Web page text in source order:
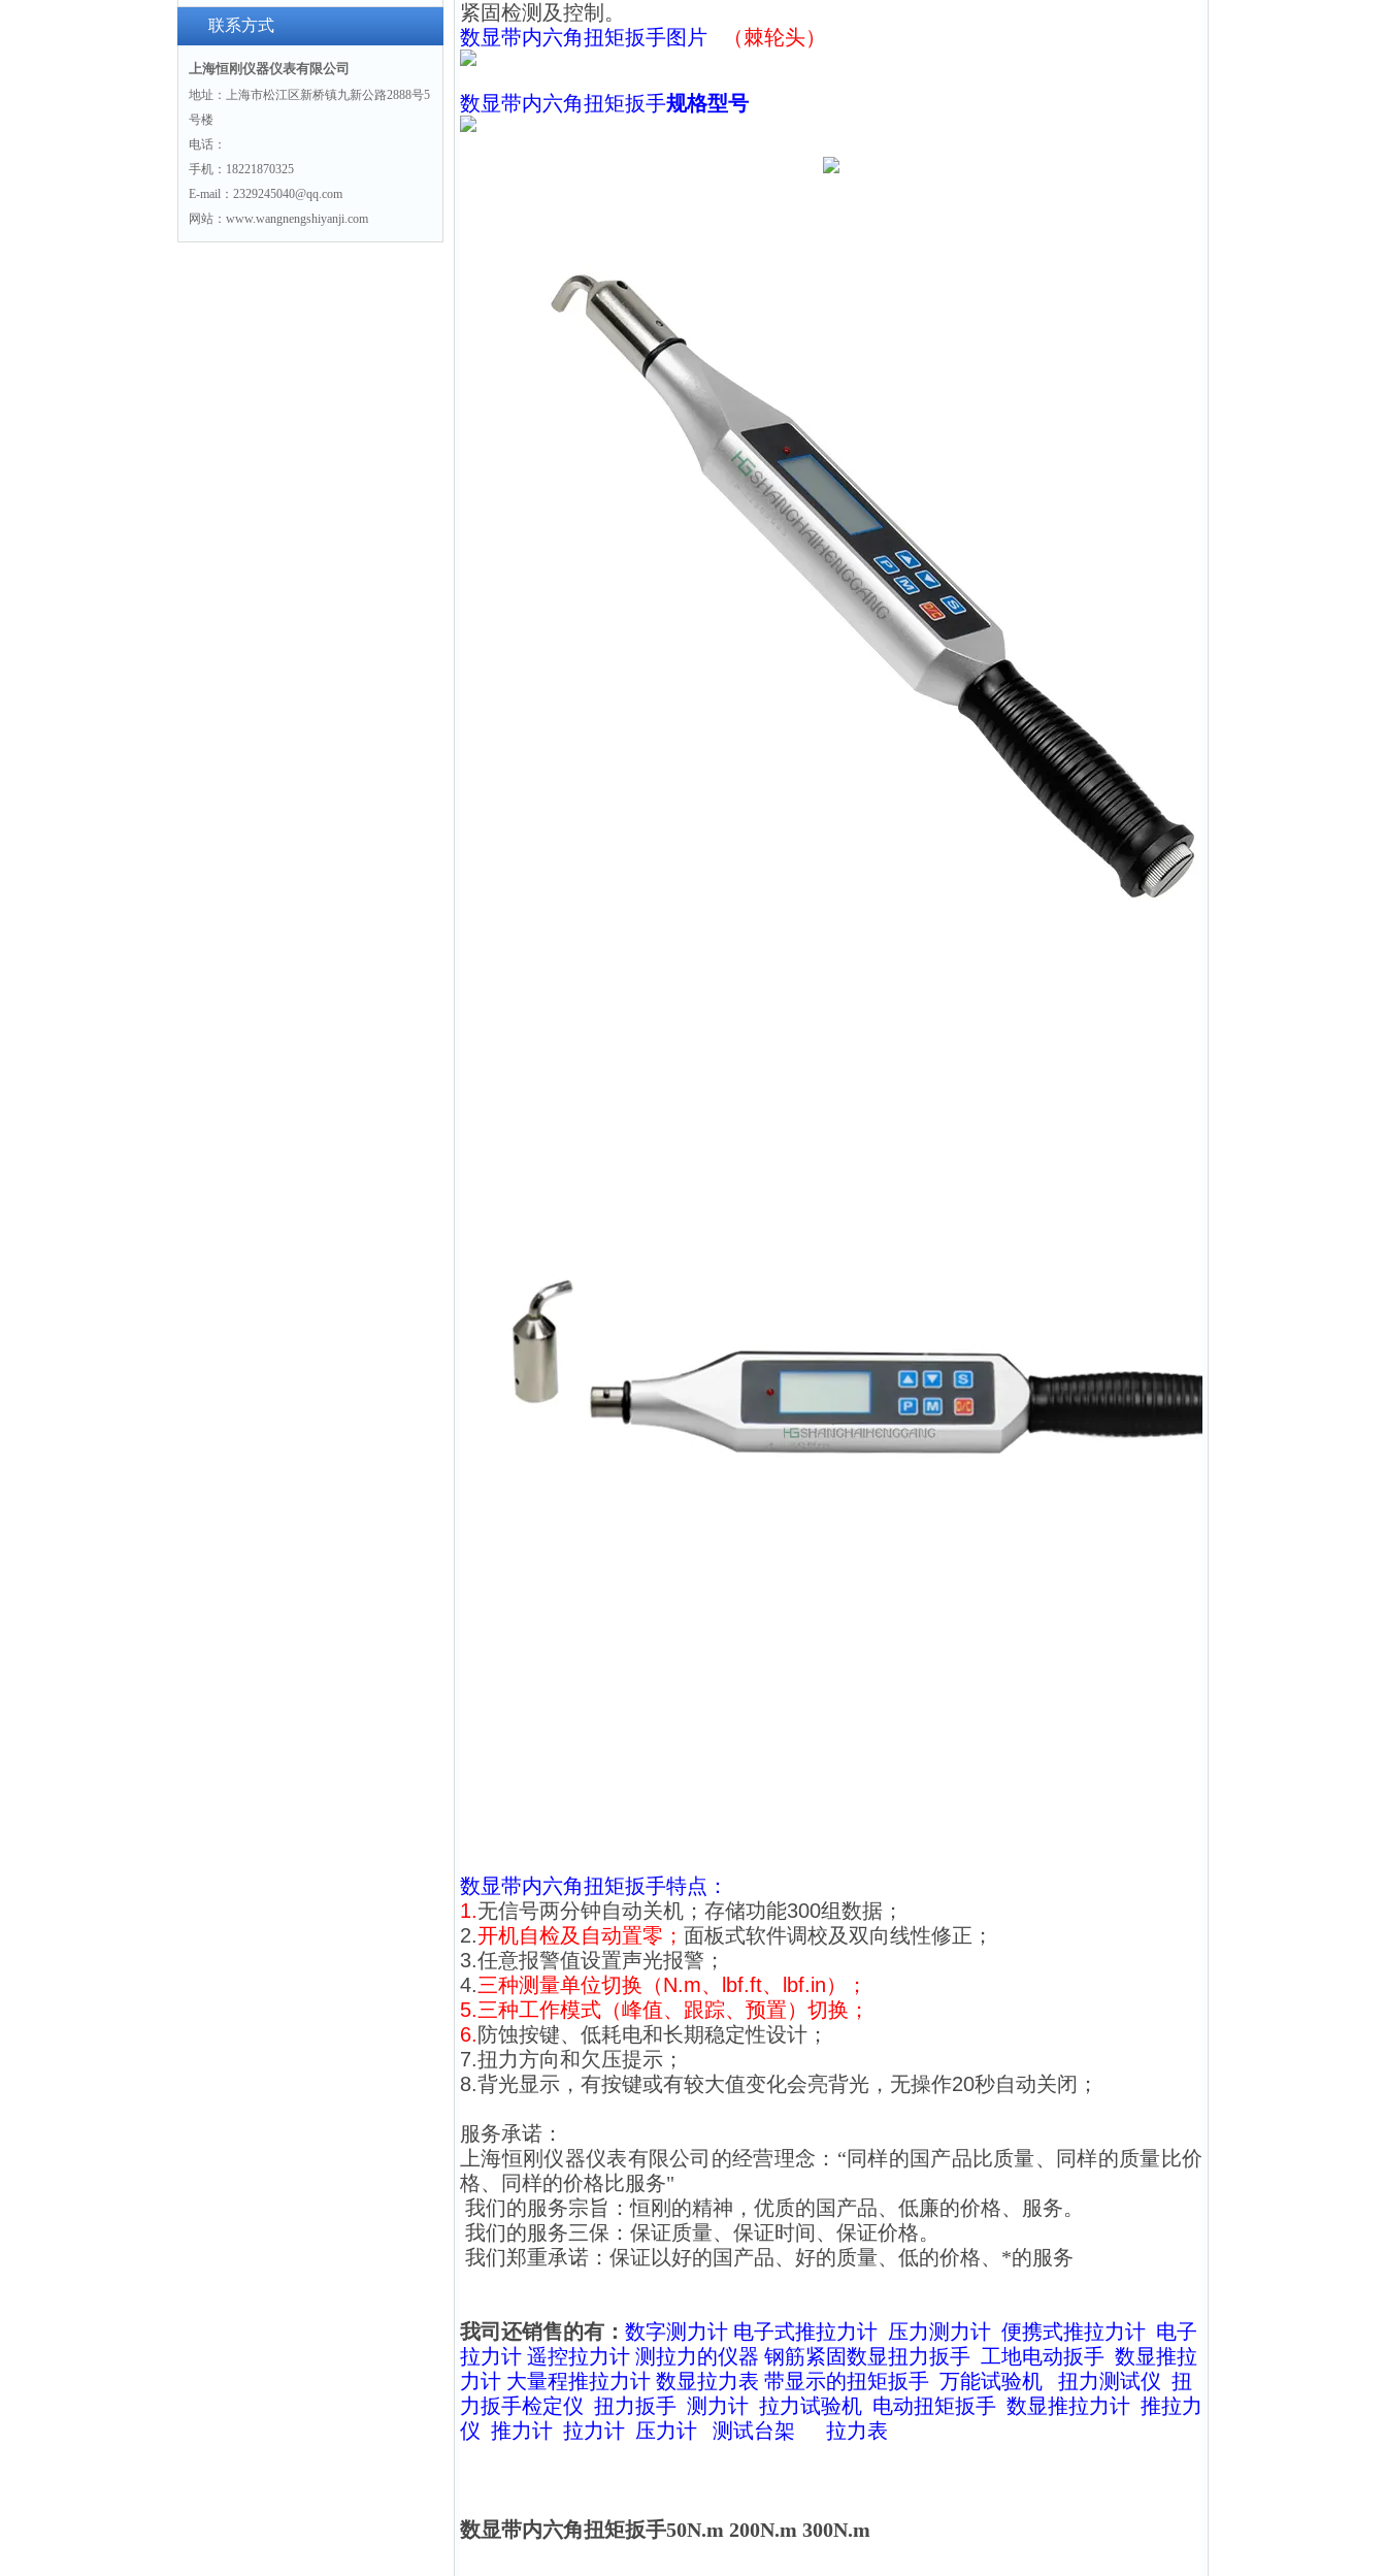
联系方式
上海恒刚仪器仪表有限公司
地址：上海市松江区新桥镇九新公路2888号5
号楼
电话：
手机：18221870325
E-mail：2329245040@qq.com
网站：www.wangnengshiyanji.com
紧固检测及控制。
数显带内六角扭矩扳手图片 （棘轮头）
数显带内六角扭矩扳手规格型号
数显带内六角扭矩扳手特点：
1.无信号两分钟自动关机；存储功能300组数据；
2.开机自检及自动置零； 面板式软件调校及双向线性修正；
3.任意报警值设置声光报警；
4.三种测量单位切换（N.m、lbf.ft、lbf.in）；
5.三种工作模式（峰值、跟踪、预置）切换；
6.防蚀按键、低耗电和长期稳定性设计；
7.扭力方向和欠压提示；
8.背光显示，有按键或有较大值变化会亮背光，无操作20秒自动关闭；
服务承诺：
上海恒刚仪器仪表有限公司的经营理念：“同样的国产品比质量、同样的质量比价
格、同样的价格比服务"
我们的服务宗旨：恒刚的精神，优质的国产品、低廉的价格、服务。
我们的服务三保：保证质量、保证时间、保证价格。
我们郑重承诺：保证以好的国产品、好的质量、低的价格、*的服务
我司还销售的有： 数字测力计 电子式推拉力计 压力测力计 便携式推拉力计 电子
拉力计 遥控拉力计 测拉力的仪器 钢筋紧固数显扭力扳手 工地电动扳手 数显推拉
力计 大量程推拉力计 数显拉力表 带显示的扭矩扳手 万能试验机 扭力测试仪 扭
力扳手检定仪 扭力扳手 测力计 拉力试验机 电动扭矩扳手 数显推拉力计 推拉力
仪 推力计 拉力计 压力计 测试台架 拉力表
数显带内六角扭矩扳手50N.m 200N.m 300N.m